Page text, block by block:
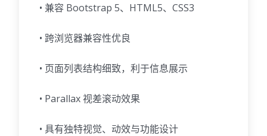
• 兼容 Bootstrap 5、HTML5、CSS3
• 跨浏览器兼容性优良
• 页面列表结构细致，利于信息展示
• Parallax 视差滚动效果
• 具有独特视觉、动效与功能设计